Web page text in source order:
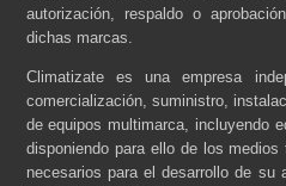
autorización, respaldo o
dichas marcas.
Climatizate es una empresa
comercialización, suministro,
de equipos multimarca, incluyendo
disponiendo para ello de los
necesarios para el desarrollo de su